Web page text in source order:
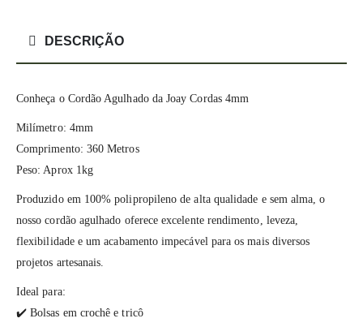
DESCRIÇÃO
Conheça o Cordão Agulhado da Joay Cordas 4mm
Milímetro: 4mm
Comprimento: 360 Metros
Peso: Aprox 1kg
Produzido em 100% polipropileno de alta qualidade e sem alma, o
nosso cordão agulhado oferece excelente rendimento, leveza,
flexibilidade e um acabamento impecável para os mais diversos
projetos artesanais.
Ideal para:
✔️ Bolsas em crochê e tricô